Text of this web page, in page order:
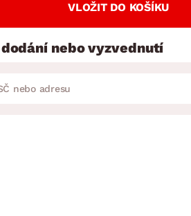
VLOŽIT DO KOŠÍKU
nebo vyzvednutí